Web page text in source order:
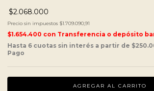
$2.068.000
Precio sin impuestos $1.709.090,91
$1.654.400 con Transferencia o depósito